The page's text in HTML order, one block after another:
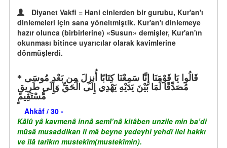
Diyanet Vakfi = Hani cinlerden bir gurubu, Kur'an'ı
dinlemeleri için sana yöneltmiştik. Kur'an'ı dinlemeye
hazır olunca (birbirlerine) «Susun» demişler, Kur'an'ın
okunması bitince uyarıcılar olarak kavimlerine
dönmüşlerdi.
مُصَدِّقًا لِّمَا بَيْنَ يَدَيْهِ يَهْدِي إِلَى الْحَقِّ وَإِلَى طَرِيقٍ
مُّسْتَقِيمٍ
Ahkâf / 30 -
Kâlû yâ kavmenâ innâ semî’nâ kitâben unzile min ba’di
mûsâ musaddikan li mâ beyne yedeyhi yehdî ilel hakkı
ve ilâ tarîkın mustekîm(mustekîmin).